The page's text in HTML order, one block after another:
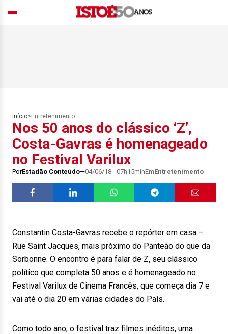
Início> Entretenimento
Nos 50 anos do clássico ‘Z’,
Costa-Gavras é homenageado
no Festival Varilux
PorEstadão Conteúdo 04/06/18 - 07h15minEmEntretenimento
Constantin Costa-Gavras recebe o repórter em casa –
Rue Saint Jacques, mais próximo do Panteão do que da
Sorbonne. O encontro é para falar de Z, seu clássico
político que completa 50 anos e é homenageado no
Festival Varilux de Cinema Francês, que começa dia 7 e
vai até o dia 20 em várias cidades do País.
Como todo ano, o festival traz filmes inéditos, uma